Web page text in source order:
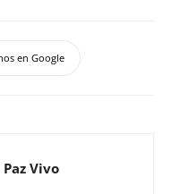
en Google
Vivo